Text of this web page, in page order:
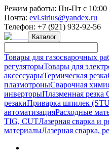
Режим работы: Пн-Пт с 10:00
Почта: evl.sirius@yandex.ru
Телефон: +7 (921) 932-92-56
Каталог
Товары для газосварочных
регуляторыТовары для
аксессуарыТермическая резка
плазмотроныСварочная
инверторыПлазменная резка
резакиПриварка шпилек
автоматизацияРасходные
TIG, CUTЛазерная сварка и
материалыЛазерная сварка,